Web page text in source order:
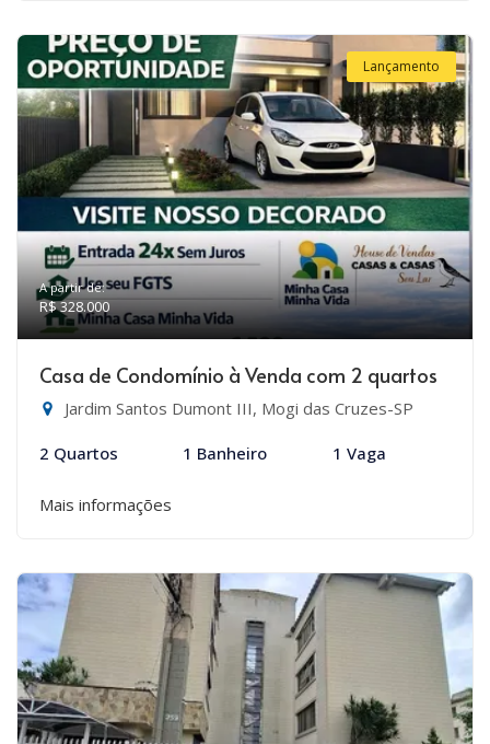
Lançamento
A partir de:
R$ 328.000
Casa de Condomínio à Venda com 2 quartos
Jardim Santos Dumont III, Mogi das Cruzes-SP
2 Quartos 1 Banheiro 1 Vaga
Mais informações